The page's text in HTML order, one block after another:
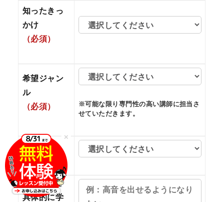
知ったきっ
かけ
（必須）
希望ジャン
ル
（必須）
※可能な限り専門性の高い講師に担当さ
せていただきます。
職業
具体的に学
✕